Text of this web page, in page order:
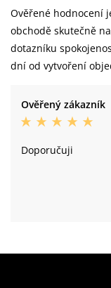
Ověřené hodnocení
obchodě skutečně
dotazníku
dní od vytvoření
Ověřený zákazník
Doporučuji